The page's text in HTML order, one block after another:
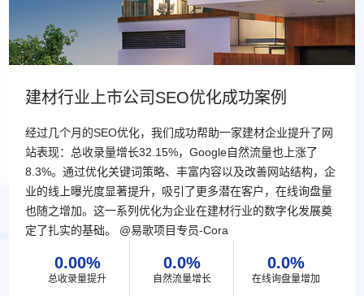
建材行业上市公司SEO优化成功案例
经过几个月的SEO优化，我们成功帮助一家建材企业提升了网
站表现：总收录量增长32.15%，Google自然流量也上涨了
8.3%。通过优化关键词策略、丰富内容以及改善网站结构，企
业的线上曝光度显著提升，吸引了更多潜在客户，在线询盘量
也随之增加。这一系列优化为企业在建材行业的数字化发展奠
定了扎实的基础。 @易歌项目专员-Cora
0.00
总收录量提升
0.0
自然流量增长
0.0
在线询盘量增加